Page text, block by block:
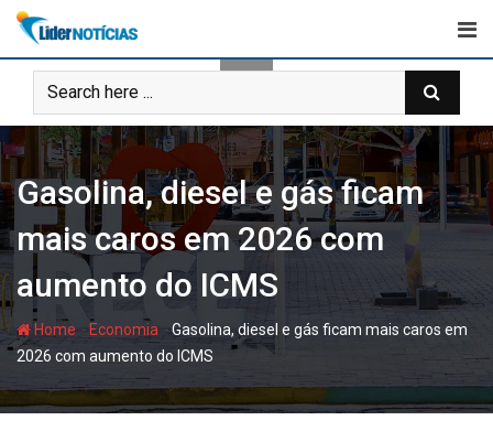
Skip
content
Gasolina, diesel e gás ficam
mais caros em 2026 com
aumento do ICMS
Home - Economia -Gasolina, diesel e gás ficam mais caros em
2026 com aumento do ICMS